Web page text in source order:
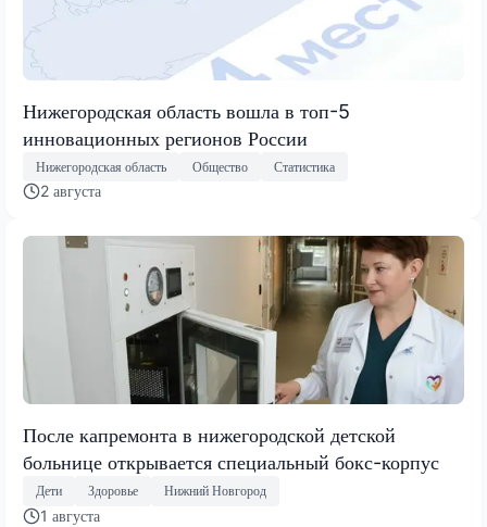
Нижегородская область вошла в топ-5
инновационных регионов России
Нижегородская область Общество Статистика
2 августа
После капремонта в нижегородской детской
больнице открывается специальный бокс-корпус
Дети Здоровье Нижний Новгород
1 августа